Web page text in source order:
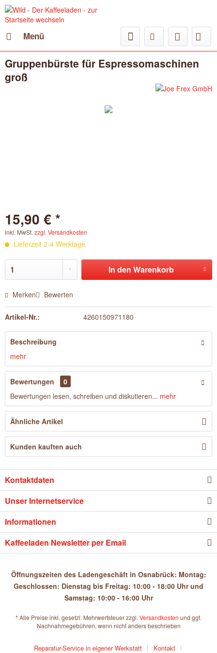
Menü
Gruppenbürste für Espressomaschinen
groß
15,90 € *
inkl. MwSt. zzgl. Versandkosten
Lieferzeit 2-4 Werktage
In den Warenkorb
Merken Bewerten
Artikel-Nr.: 4260150971180
Beschreibung
mehr
Bewertungen
0
Bewertungen lesen, schreiben und diskutieren... mehr
Ähnliche Artikel
Kunden kauften auch
Kontaktdaten
Unser Internetservice
Informationen
Kaffeeladen Newsletter per Email
Öffnungszeiten des Ladengeschäft in Osnabrück: Montag:
Geschlossen: Dienstag bis Freitag: 10:00 - 18:00 Uhr und
Samstag: 10:00 - 16:00 Uhr
* Alle Preise inkl. gesetzl. Mehrwertsteuer zzgl. Versandkosten und ggf.
Nachnahmegebühren, wenn nicht anders beschrieben
Reparatur-Service in eigener Werkstatt Kontakt